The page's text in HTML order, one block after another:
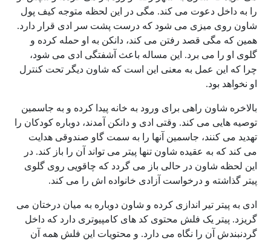
را به داخل دعوت می کند. مگی در این لحظه متوجه کیف پول
شاون روی میزی می شود که درست پشت سر ادی قرار دارد.
همین که مگی قصد رفتن می کند، دانکن به او حمله کرده و
گلوی او را می برد. این مساله باعث آشفتگی ادی می شود،
چرا که این عمل به معنی این است که شاون دیگر تحت کنترل
او نخواهد بود.
بالاخره شاون راهی برای ورود به خانه پیدا کرده و به جاسمین
توصیه هایی می کند. وقتی ادی و دانکن آمدند، دوباره کودکان را
تهدید می کنند، جاسمین آنها را به سمت گاو صندوقی هدایت
می کند که به عقیده شاون تنها پیتر می تواند آن را باز کند. در
این لحظه شاون در حالی باز می گردد که چاقویی روی گلوی
پیتر گذاشته و درخواست آزادی خانواده اش را می کند.
ادی به پیتر تیر اندازی کرده و شاون دوباره به میان درختان می
گریزد. پیتر یک فلش محتوی کد های کامپیوتری دارد که داخل
گردنبندش آن را نگاه می دارد. و محتویات این فلش همه آن